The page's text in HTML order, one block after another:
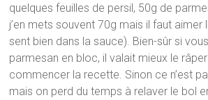
quelques feuilles de persil, 50g de
j’en mets souvent 70g mais il faut aimer
sent bien dans la sauce). Bien-sûr si
parmesan en bloc, il valait mieux le
commencer la recette. Sinon ce n’est
mais on perd du temps à relaver le bol